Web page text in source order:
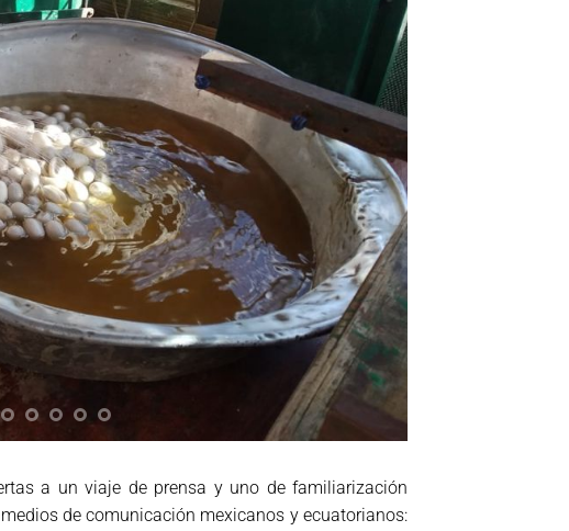
a un viaje de prensa y uno de familiarización
de comunicación mexicanos y ecuatorianos: